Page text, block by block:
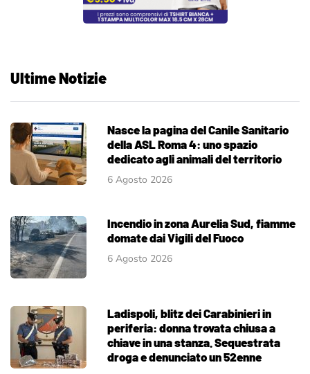
Ultime Notizie
Nasce la pagina del Canile Sanitario
della ASL Roma 4: uno spazio
dedicato agli animali del territorio
6 Agosto 2026
Incendio in zona Aurelia Sud, fiamme
domate dai Vigili del Fuoco
6 Agosto 2026
Ladispoli, blitz dei Carabinieri in
periferia: donna trovata chiusa a
chiave in una stanza. Sequestrata
droga e denunciato un 52enne